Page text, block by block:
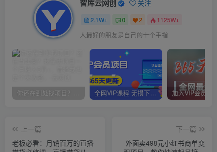
一个人相信什么，就会看见什么
全网VIP课程 无损下载~
老板必看：月销百万的直播
带货必修课，直播带货从亏
外面卖498元小红书商单变
现项目，教你快速起号接广